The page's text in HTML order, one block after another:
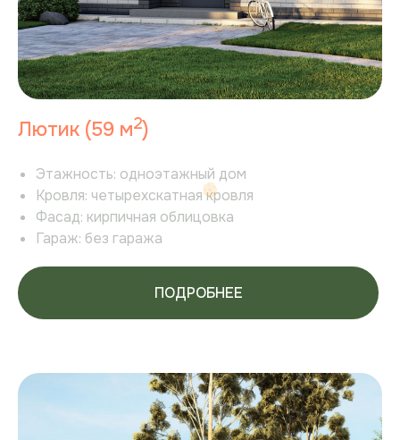
Лютик (59 м2)
Этажность: одноэтажный дом
Кровля: четырехскатная кровля
Фасад: кирпичная облицовка
Гараж: без гаража
ПОДРОБНЕЕ
Политика конфиденциальности
Политика cookie
Согласие на обработку персональных данных
Согласие на рекламную рассылку